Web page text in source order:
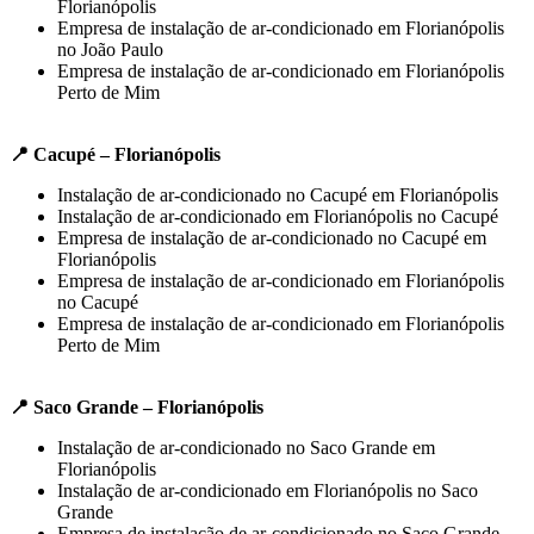
Florianópolis
Empresa de instalação de ar-condicionado em Florianópolis
no João Paulo
Empresa de instalação de ar-condicionado em Florianópolis
Perto de Mim
📍 Cacupé – Florianópolis
Instalação de ar-condicionado no Cacupé em Florianópolis
Instalação de ar-condicionado em Florianópolis no Cacupé
Empresa de instalação de ar-condicionado no Cacupé em
Florianópolis
Empresa de instalação de ar-condicionado em Florianópolis
no Cacupé
Empresa de instalação de ar-condicionado em Florianópolis
Perto de Mim
📍 Saco Grande – Florianópolis
Instalação de ar-condicionado no Saco Grande em
Florianópolis
Instalação de ar-condicionado em Florianópolis no Saco
Grande